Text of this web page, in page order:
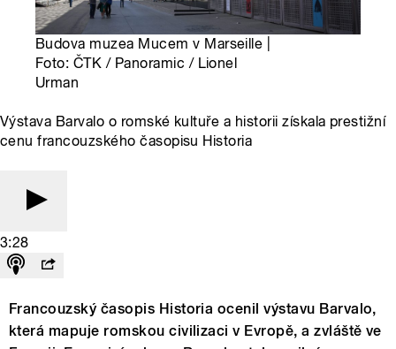
Budova muzea Mucem v Marseille |
Foto: ČTK / Panoramic / Lionel
Urman
Výstava Barvalo o romské kultuře a historii získala prestižní
cenu francouzského časopisu Historia
3:28
Francouzský časopis Historia ocenil výstavu Barvalo,
která mapuje romskou civilizaci v Evropě, a zvláště ve